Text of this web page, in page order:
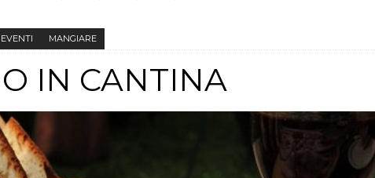
EVENTI MANGIARE
IN CANTINA